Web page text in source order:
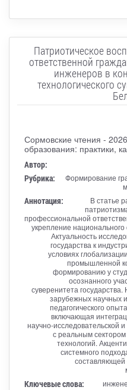
Патриотическое
ответственной
инженеров в
технологического
Сормовские чтения -
образования: практики,
Автор:
Рубрика:
Формирование
Аннотация:
В статье
профессиональной
укрепление
Актуальность
государства к
условиях
промышленной
формированию у
осознанного
суверенитета
зарубежных научных
педагогического
включающая
научно-исследовательской
с реальным
технологий.
системного
Ключевые слова: